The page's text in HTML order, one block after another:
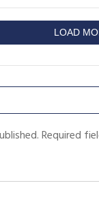
LOAD
Required